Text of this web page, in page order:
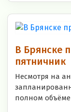
В Брянске
пятничник
Несмотря на
полном